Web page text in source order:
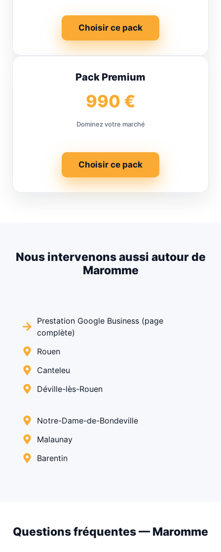
Choisir ce pack
Pack Premium
990 €
Dominez votre marché
Choisir ce pack
Nous intervenons aussi autour de
Maromme
Prestation Google Business (page
complète)
Rouen
Canteleu
Déville-lès-Rouen
Notre-Dame-de-Bondeville
Malaunay
Barentin
Questions fréquentes — Maromme